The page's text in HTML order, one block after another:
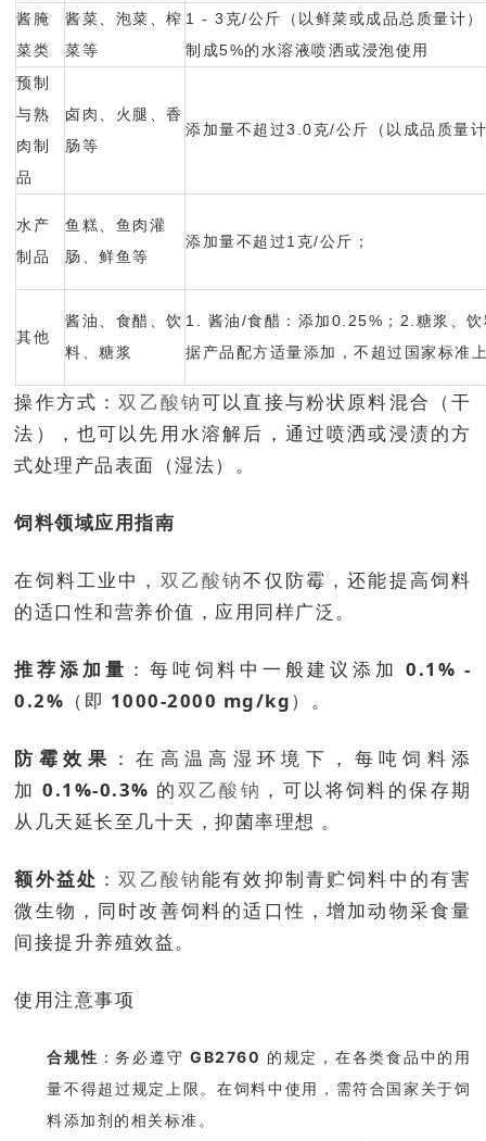
酱腌
菜类
酱菜、泡菜、榨
菜等
1 - 3克/公斤（以鲜菜或成品总质量计
制成5%的水溶液喷洒或浸泡使用
预制
与熟
肉制
品
卤肉、火腿、香
肠等
添加量不超过3.0克/公斤（以成品质量
水产
制品
鱼糕、鱼肉灌
肠、鲜鱼等
添加量不超过1克/公斤；
其他
酱油、食醋、饮
料、糖浆
1. 酱油/食醋：添加0.25%；2.糖浆、饮
据产品配方适量添加，不超过国家标准
操作方式 ：双乙酸钠可以直接与粉状原料混合（干
法），也可以先用水溶解后，通过喷洒或浸渍的方
式处理产品表面（湿法）。
饲料领域应用指南
在饲料工业中， 双乙酸钠不仅防霉，还能提高饲料
的适口性和营养价值，应用同样广泛。
推荐添加量 ：每吨饲料中一般建议添加0.1% -
0.2% （即 1000-2000 mg/kg）。
防霉效果 ：在高温高湿环境下，每吨饲料添
加0.1%-0.3% 的双乙酸钠 ，可以将饲料的保存期
从几天延长至几十天 ，抑菌率理想 。
额外益处 ：双乙酸钠能有效抑制青贮饲料中的有害
微生物，同时改善饲料的适口性，增加动物采食量
间接提升养殖效益。
使用注意事项
合规性 ：务必遵守GB2760 的规定，在各类食品中的用
量不得超过规定上限。在饲料中使用，需符合国家关于饲
料添加剂的相关标准。